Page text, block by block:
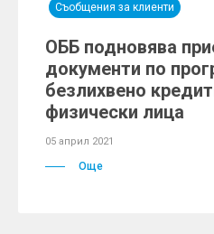
Съобщения за клиенти
ОББ подновява
документи по
безлихвено
физически лица
05 април 2021
Още